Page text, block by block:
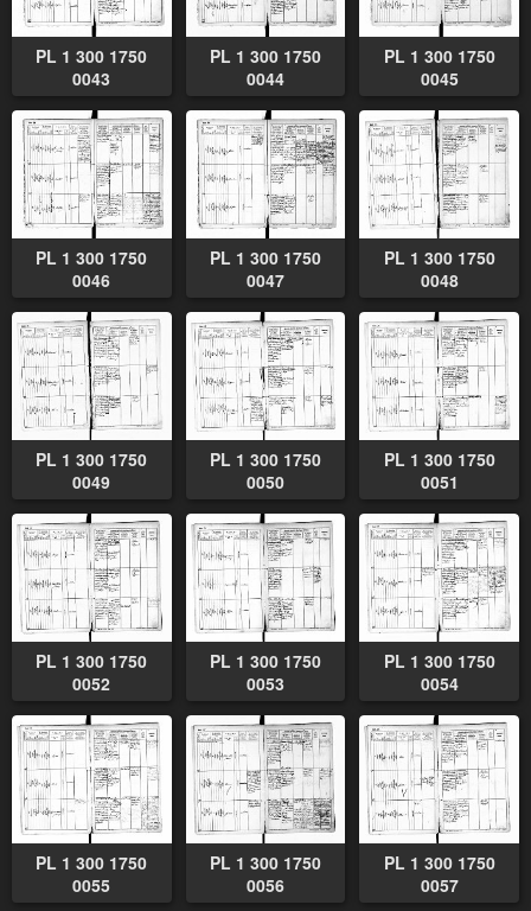
PL 1 300 1750
0043
PL 1 300 1750
0044
PL 1 300 1750
0045
PL 1 300 1750
0046
PL 1 300 1750
0047
PL 1 300 1750
0048
PL 1 300 1750
0049
PL 1 300 1750
0050
PL 1 300 1750
0051
PL 1 300 1750
0052
PL 1 300 1750
0053
PL 1 300 1750
0054
PL 1 300 1750
0055
PL 1 300 1750
0056
PL 1 300 1750
0057